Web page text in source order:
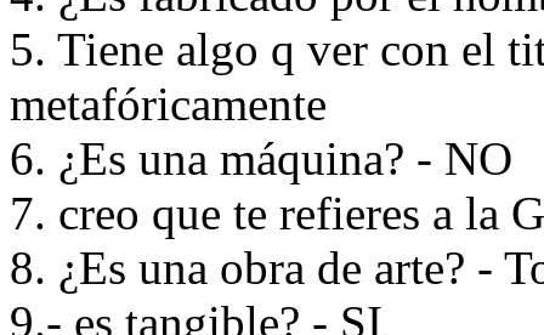
5. Tiene algo q ver con el
metafóricamente
6. ¿Es una máquina? - NO
7. creo que te refieres a la
8. ¿Es una obra de arte? -
9.- es tangible? - SI